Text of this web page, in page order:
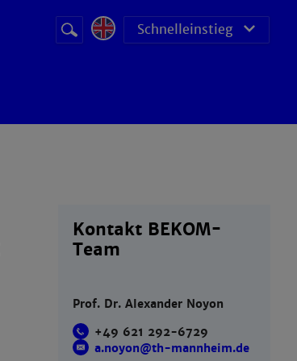
Suchbegriff
Suche
starten
Schnelleinstieg
Kontakt BEKOM-
Team
Prof. Dr. Alexander Noyon
+49 621 292-6729
a.noyon@th-mannheim.de